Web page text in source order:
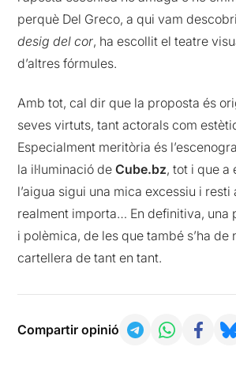
perquè Del Greco, a qui vam
desig del cor, ha escollit el teatre
d’altres fórmules.
Amb tot, cal dir que la proposta és
seves virtuts, tant actorals com
Especialment meritòria és
la il·luminació deCube.bz, tot i que a
l’aigua sigui una mica excessiu i
realment importa… En definitiva, una
i polèmica, de les que també s’ha de
cartellera de tant en tant.
Compartir opinió